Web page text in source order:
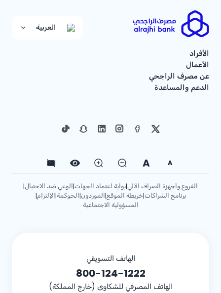
العربية
الأفراد
الأعمال
عن مصرف الراجحي
الدعم والمساعدة
A
A
الفروع وأجهزة الصراف الآلي|بوابة اعتماد الجهات|الوعي ضد الاحتيال|
برنامج الشراكات|خريطة الموقع|الموردون|الحوكمة|الإلتزام|
المسؤولية الاجتماعية
الهاتف التسويقي
800-124-1222
الهاتف المصرفي للشكاوى (خارج المملكة)